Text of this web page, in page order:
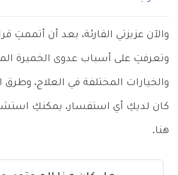
والآن عزيزتي القارئة، بعد أن أتممتِ
وتعرفتِ على أسباب عدوى الخميرة
والخيارات المختلفة في العلاج، وطرق
كان لديكِ أي استفسار، يمكنكِ
هنا.